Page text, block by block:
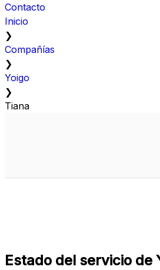
Contacto
Inicio
❯
Compañías
❯
Yoigo
❯
Tiana
Estado del servicio de